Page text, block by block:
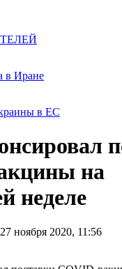
в Иране
в ЕС
на
неделе
ноября 2020, 11:56